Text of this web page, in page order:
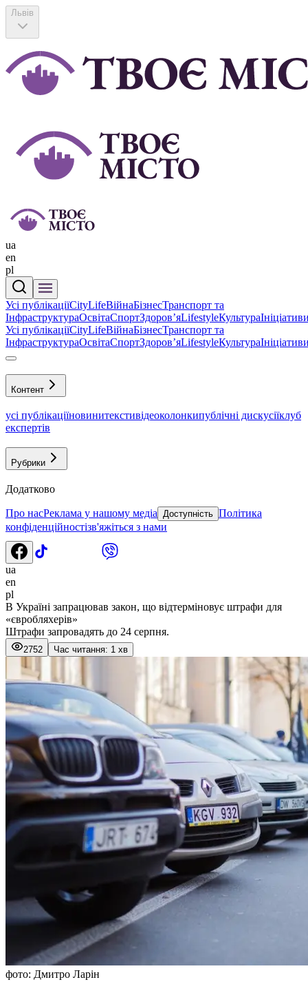
Львів
ua
en
pl
Усі публікаціїCityLifeВійнаБізнесТранспорт та
ІнфраструктураОсвітаСпортЗдоровʼяLifestyleКультура
Усі публікаціїCityLifeВійнаБізнесТранспорт та
ІнфраструктураОсвітаСпортЗдоровʼяLifestyleКультура
Контент
усі публікаціїновинитекстивідеоколонкипублічні дискусіїклуб
експертів
Рубрики
Додатково
Про насРеклама у нашому медіа Доступність Політика
конфіденційностізв'яжіться з нами
ua
en
pl
В Україні запрацював закон, що відтерміновує штрафи для
«євробляхерів»
Штрафи запровадять до 24 серпня.
2752 Час читання: 1 хв
фото: Дмитро Ларін